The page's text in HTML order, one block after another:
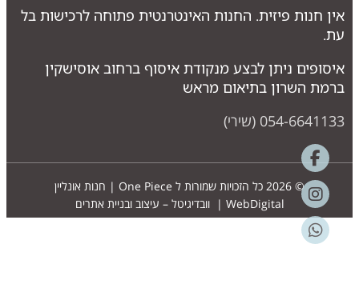
חנות פיזית. החנות האינטרנטית פתוחה לרכישות בל
ניתן לבצע מנקודת איסוף ברחוב אוסישקין
השרון בתיאום מראש
6641133 (שירי)
© 2026 כל הזכויות שמורות ל
One Piece | חנות אונליין
WebDigital | וובדיגיטל – עיצוב ובניית אתרים